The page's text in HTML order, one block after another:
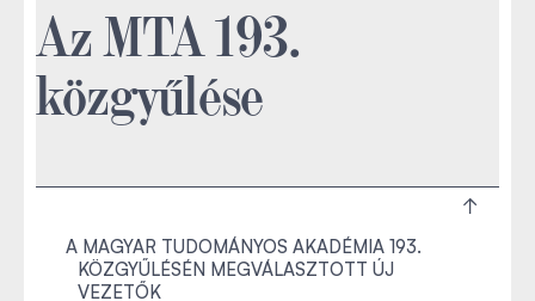
Az MTA 193.
közgyűlése
A MAGYAR TUDOMÁNYOS AKADÉMIA 193.
KÖZGYŰLÉSÉN MEGVÁLASZTOTT ÚJ
VEZETŐK